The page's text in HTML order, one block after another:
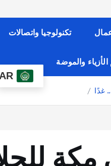
تكنولوجيا واتصالات
الأزياء والموضة
غدًا
مكة